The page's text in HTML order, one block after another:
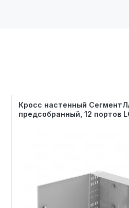
Кросс настенный
предсобранный, 12 портов